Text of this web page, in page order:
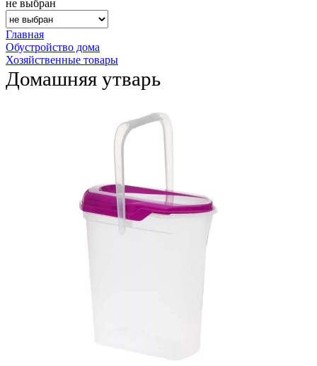
не выбран
Главная
Обустройство дома
Хозяйственные товары
Домашняя утварь